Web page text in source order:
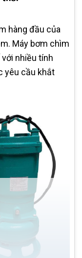
hàng đầu của
Máy bơm chìm
nhiều tính
yêu cầu khắt